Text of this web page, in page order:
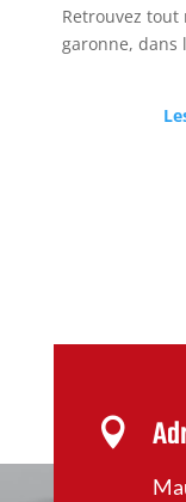
Retrouvez
garonne, dans
